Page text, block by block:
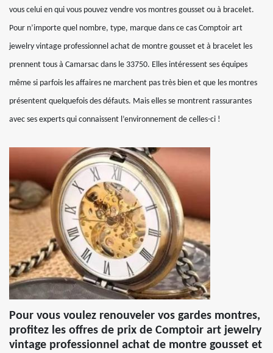
vous celui en qui vous pouvez vendre vos montres gousset ou à bracelet.
Pour n’importe quel nombre, type, marque dans ce cas Comptoir art
jewelry vintage professionnel achat de montre gousset et à bracelet les
prennent tous à Camarsac dans le 33750. Elles intéressent ses équipes
même si parfois les affaires ne marchent pas très bien et que les montres
présentent quelquefois des défauts. Mais elles se montrent rassurantes
avec ses experts qui connaissent l’environnement de celles-ci !
Pour vous voulez renouveler vos gardes montres,
profitez les offres de prix de Comptoir art jewelry
vintage professionnel achat de montre gousset et